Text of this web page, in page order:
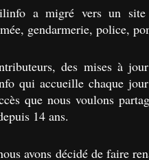
a migré vers un site
gendarmerie, police,
des mises à
qui accueille chaque
que nous voulons
14 ans.
avons décidé de faire